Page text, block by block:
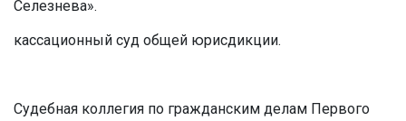
Селезнева».
кассационный суд общей юрисдикции.
Судебная коллегия по гражданским делам Первого